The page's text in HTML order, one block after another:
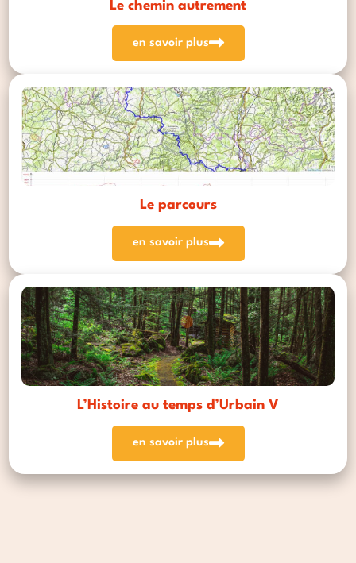
Le chemin autrement
en savoir plus
Le parcours
en savoir plus
L’Histoire au temps d’Urbain V
en savoir plus